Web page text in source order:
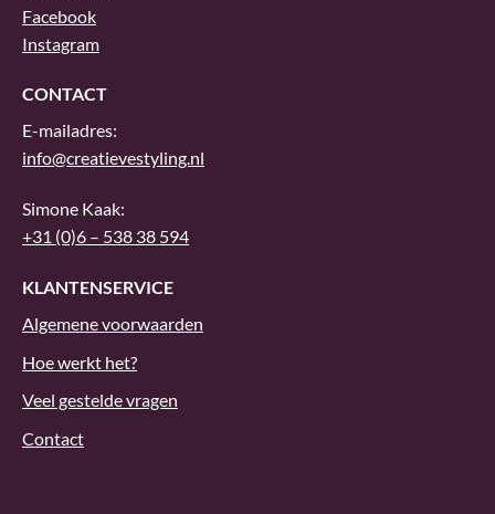
Facebook
Instagram
CONTACT
E-mailadres:
info@creatievestyling.nl
Simone Kaak:
+31 (0)6 – 538 38 594
KLANTENSERVICE
Algemene voorwaarden
Hoe werkt het?
Veel gestelde vragen
Contact